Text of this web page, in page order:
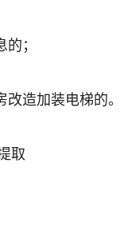
；
改造加装电梯的
取